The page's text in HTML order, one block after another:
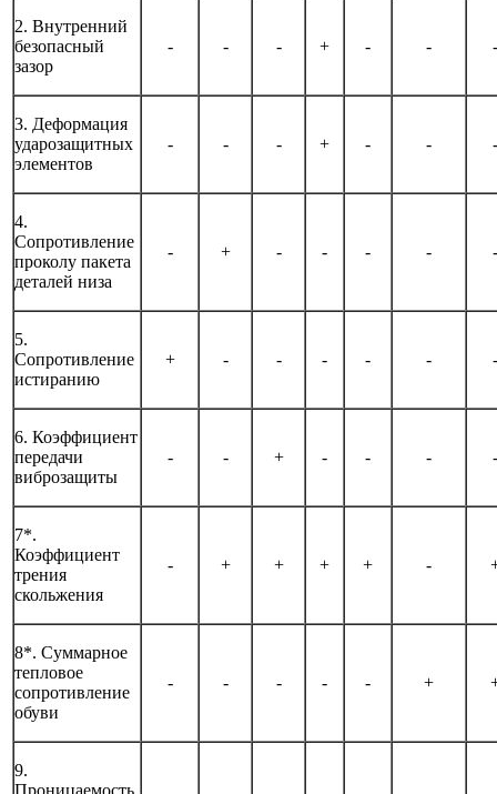
2. Внутренний
безопасный
зазор
- - - + - - -
3. Деформация
ударозащитных
элементов
- - - + - - -
4.
Сопротивление
проколу пакета
деталей низа
- + - - - - -
5.
Сопротивление
истиранию
+ - - - - - -
6. Коэффициент
передачи
виброзащиты
- - + - - - -
7*.
Коэффициент
трения
скольжения
- + + + + -
8*. Суммарное
тепловое
сопротивление
обуви
- - - - - +
9.
Проницаемость